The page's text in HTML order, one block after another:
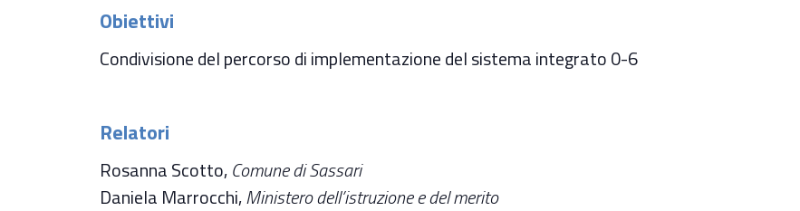
Obiettivi
Condivisione del percorso di implementazione del sistema integrato 0-6
Relatori
Rosanna Scotto,Comune di Sassari
Daniela Marrocchi,Ministero dell’istruzione e del merito